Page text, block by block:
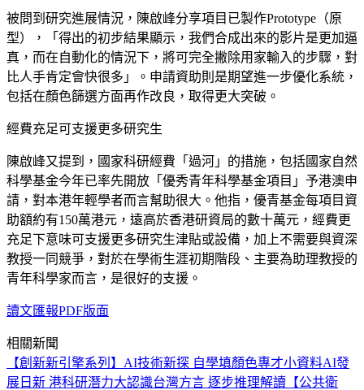
被問到研究進展情況，陳啟峰分享項目已製作Prototype（原
型），「得出的初步結果顯示，我們合成出來的影片是更加逼
真，而在自動化的情況下，將可完全撇除用家輸入的步驟，對
比人手肯定會快很多」。申請資助則是期望進一步優化系統，
包括在顏色篩選方面再作改良，取得更大突破。
經費充足可支援更多研究生
陳啟峰又提到，國家科研經費「過河」的措施，包括國家自然
科學基金今年已率先開放「優秀青年科學基金項目」予港澳申
請，對本港年輕學者而言幫助很大。他指，優青基金每項目資
助額約有150萬港元，遠高於香港研資局的數十萬元，經費更
充足下意味可支援更多研究生津貼或設備，加上不需要與資深
教授一同競爭，對於在學術生涯初期階段、主要為助理教授的
青年科學家而言，是很好的支援。
讀文匯報PDF版面
相關新聞
【創新新引擎系列】AI技術新探 自學填顏色專才小資料AI發
展日新 港科研潛力大認識台灣方言 逐步推理解讀 【公共衛